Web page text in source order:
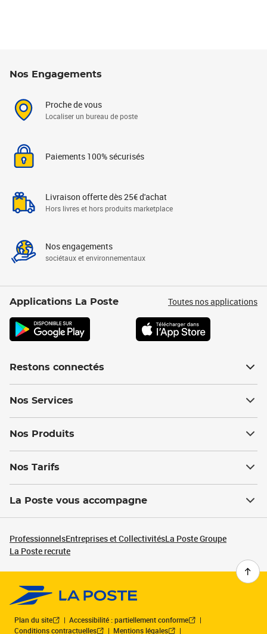
Nos Engagements
Proche de vous
Localiser un bureau de poste
Paiements 100% sécurisés
Livraison offerte dès 25€ d'achat
Hors livres et hors produits marketplace
Nos engagements
sociétaux et environnementaux
Applications La Poste Toutes nos applications
Restons connectés
Nos Services
Nos Produits
Nos Tarifs
La Poste vous accompagne
ProfessionnelsEntreprises et CollectivitésLa Poste Groupe
La Poste recrute
Plan du site
Accessibilité : partiellement conforme
Conditions contractuelles
Mentions légales